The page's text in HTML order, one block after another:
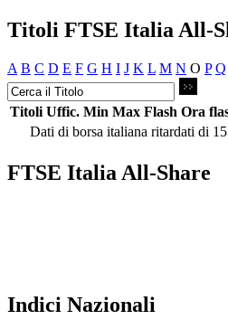
Titoli FTSE Italia All-
A B C D E F G H I J K L M N O P Q
Titoli Uffic. Min Max Flash Ora
Dati di borsa italiana ritardati di
FTSE Italia All-Share
Indici Nazionali